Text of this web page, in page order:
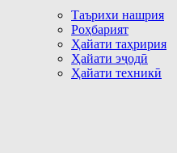
Таърихи нашрия
Роҳбарият
Ҳайати таҳририя
Ҳайати эҷодӣ
Ҳайати техникӣ